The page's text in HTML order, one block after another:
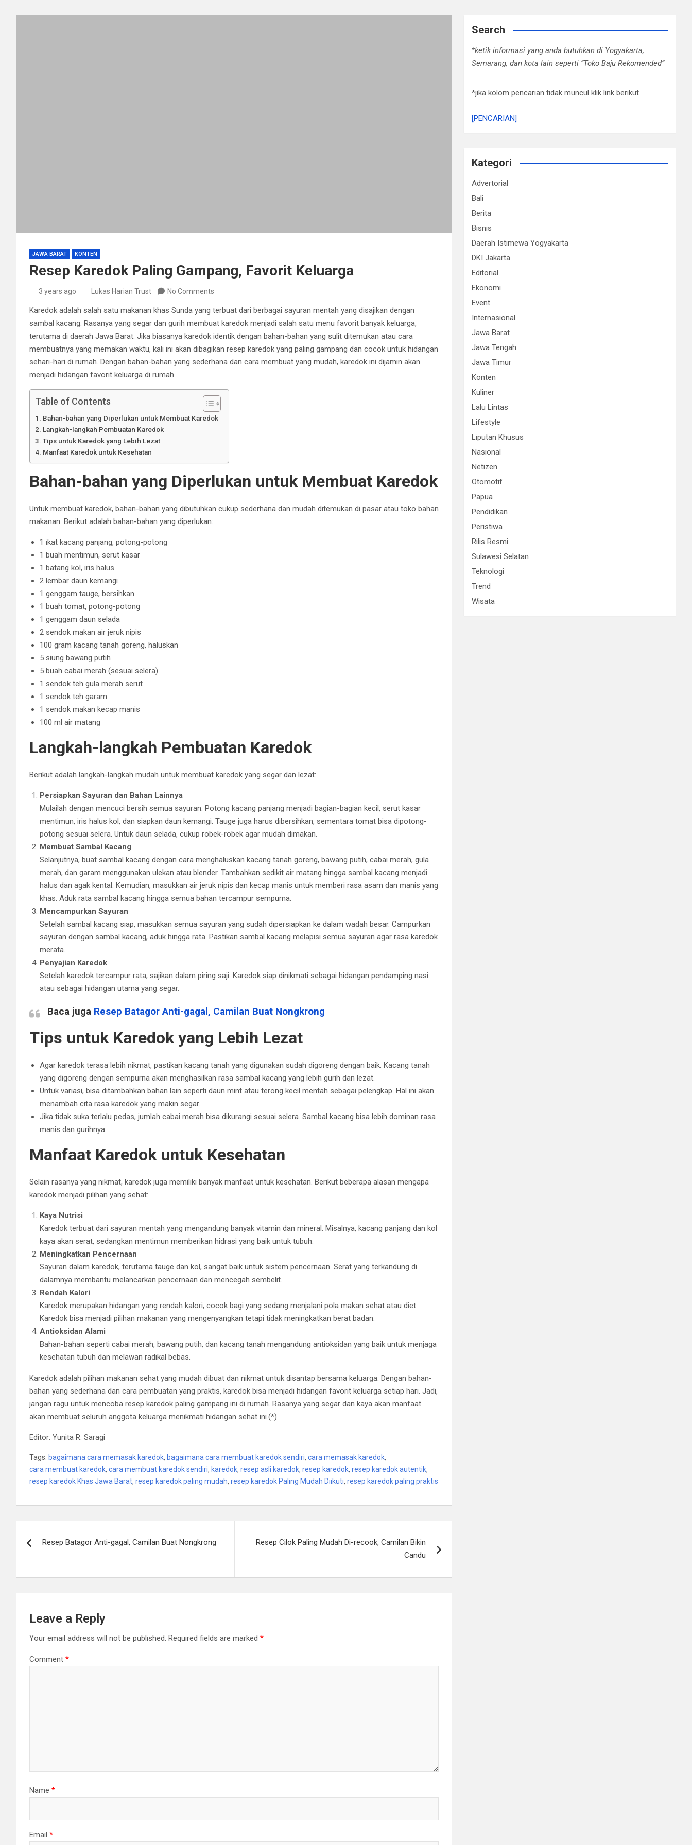
JAWA BARAT KONTEN
Resep Karedok Paling Gampang, Favorit Keluarga
3 years ago Lukas Harian Trust No Comments
Karedok adalah salah satu makanan khas Sunda yang terbuat dari berbagai sayuran mentah yang disajikan dengan
sambal kacang. Rasanya yang segar dan gurih membuat karedok menjadi salah satu menu favorit banyak keluarga,
terutama di daerah Jawa Barat. Jika biasanya karedok identik dengan bahan-bahan yang sulit ditemukan atau cara
membuatnya yang memakan waktu, kali ini akan dibagikan resep karedok yang paling gampang dan cocok untuk hidangan
sehari-hari di rumah. Dengan bahan-bahan yang sederhana dan cara membuat yang mudah, karedok ini dijamin akan
menjadi hidangan favorit keluarga di rumah.
Table of Contents
Bahan-bahan yang Diperlukan untuk Membuat Karedok
Langkah-langkah Pembuatan Karedok
Tips untuk Karedok yang Lebih Lezat
Manfaat Karedok untuk Kesehatan
Bahan-bahan yang Diperlukan untuk Membuat Karedok
Untuk membuat karedok, bahan-bahan yang dibutuhkan cukup sederhana dan mudah ditemukan di pasar atau toko bahan
makanan. Berikut adalah bahan-bahan yang diperlukan:
1 ikat kacang panjang, potong-potong
1 buah mentimun, serut kasar
1 batang kol, iris halus
2 lembar daun kemangi
1 genggam tauge, bersihkan
1 buah tomat, potong-potong
1 genggam daun selada
2 sendok makan air jeruk nipis
100 gram kacang tanah goreng, haluskan
5 siung bawang putih
5 buah cabai merah (sesuai selera)
1 sendok teh gula merah serut
1 sendok teh garam
1 sendok makan kecap manis
100 ml air matang
Langkah-langkah Pembuatan Karedok
Berikut adalah langkah-langkah mudah untuk membuat karedok yang segar dan lezat:
Persiapkan Sayuran dan Bahan Lainnya
Mulailah dengan mencuci bersih semua sayuran. Potong kacang panjang menjadi bagian-bagian kecil, serut kasar
mentimun, iris halus kol, dan siapkan daun kemangi. Tauge juga harus dibersihkan, sementara tomat bisa dipotong-
potong sesuai selera. Untuk daun selada, cukup robek-robek agar mudah dimakan.
Membuat Sambal Kacang
Selanjutnya, buat sambal kacang dengan cara menghaluskan kacang tanah goreng, bawang putih, cabai merah, gula
merah, dan garam menggunakan ulekan atau blender. Tambahkan sedikit air matang hingga sambal kacang menjadi
halus dan agak kental. Kemudian, masukkan air jeruk nipis dan kecap manis untuk memberi rasa asam dan manis yang
khas. Aduk rata sambal kacang hingga semua bahan tercampur sempurna.
Mencampurkan Sayuran
Setelah sambal kacang siap, masukkan semua sayuran yang sudah dipersiapkan ke dalam wadah besar. Campurkan
sayuran dengan sambal kacang, aduk hingga rata. Pastikan sambal kacang melapisi semua sayuran agar rasa karedok
merata.
Penyajian Karedok
Setelah karedok tercampur rata, sajikan dalam piring saji. Karedok siap dinikmati sebagai hidangan pendamping nasi
atau sebagai hidangan utama yang segar.
Baca juga Resep Batagor Anti-gagal, Camilan Buat Nongkrong
Tips untuk Karedok yang Lebih Lezat
Agar karedok terasa lebih nikmat, pastikan kacang tanah yang digunakan sudah digoreng dengan baik. Kacang tanah
yang digoreng dengan sempurna akan menghasilkan rasa sambal kacang yang lebih gurih dan lezat.
Untuk variasi, bisa ditambahkan bahan lain seperti daun mint atau terong kecil mentah sebagai pelengkap. Hal ini akan
menambah cita rasa karedok yang makin segar.
Jika tidak suka terlalu pedas, jumlah cabai merah bisa dikurangi sesuai selera. Sambal kacang bisa lebih dominan rasa
manis dan gurihnya.
Manfaat Karedok untuk Kesehatan
Selain rasanya yang nikmat, karedok juga memiliki banyak manfaat untuk kesehatan. Berikut beberapa alasan mengapa
karedok menjadi pilihan yang sehat:
Kaya Nutrisi
Karedok terbuat dari sayuran mentah yang mengandung banyak vitamin dan mineral. Misalnya, kacang panjang dan kol
kaya akan serat, sedangkan mentimun memberikan hidrasi yang baik untuk tubuh.
Meningkatkan Pencernaan
Sayuran dalam karedok, terutama tauge dan kol, sangat baik untuk sistem pencernaan. Serat yang terkandung di
dalamnya membantu melancarkan pencernaan dan mencegah sembelit.
Rendah Kalori
Karedok merupakan hidangan yang rendah kalori, cocok bagi yang sedang menjalani pola makan sehat atau diet.
Karedok bisa menjadi pilihan makanan yang mengenyangkan tetapi tidak meningkatkan berat badan.
Antioksidan Alami
Bahan-bahan seperti cabai merah, bawang putih, dan kacang tanah mengandung antioksidan yang baik untuk menjaga
kesehatan tubuh dan melawan radikal bebas.
Karedok adalah pilihan makanan sehat yang mudah dibuat dan nikmat untuk disantap bersama keluarga. Dengan bahan-
bahan yang sederhana dan cara pembuatan yang praktis, karedok bisa menjadi hidangan favorit keluarga setiap hari. Jadi,
jangan ragu untuk mencoba resep karedok paling gampang ini di rumah. Rasanya yang segar dan kaya akan manfaat
akan membuat seluruh anggota keluarga menikmati hidangan sehat ini.(*)
Editor: Yunita R. Saragi
Tags: bagaimana cara memasak karedok, bagaimana cara membuat karedok sendiri, cara memasak karedok,
cara membuat karedok, cara membuat karedok sendiri, karedok, resep asli karedok, resep karedok, resep karedok autentik,
resep karedok Khas Jawa Barat, resep karedok paling mudah, resep karedok Paling Mudah Diikuti, resep karedok paling praktis
navigation
Resep Batagor Anti-gagal, Camilan Buat Nongkrong
Resep Cilok Paling Mudah Di-recook, Camilan Bikin
Candu
Leave a Reply
Your email address will not be published. Required fields are marked *
Comment *
Name *
Email *
Search
*ketik informasi yang anda butuhkan di Yogyakarta,
Semarang, dan kota lain seperti “Toko Baju Rekomended”
*jika kolom pencarian tidak muncul klik link berikut
[PENCARIAN]
Kategori
Advertorial
Bali
Berita
Bisnis
Daerah Istimewa Yogyakarta
DKI Jakarta
Editorial
Ekonomi
Event
Internasional
Jawa Barat
Jawa Tengah
Jawa Timur
Konten
Kuliner
Lalu Lintas
Lifestyle
Liputan Khusus
Nasional
Netizen
Otomotif
Papua
Pendidikan
Peristiwa
Rilis Resmi
Sulawesi Selatan
Teknologi
Trend
Wisata